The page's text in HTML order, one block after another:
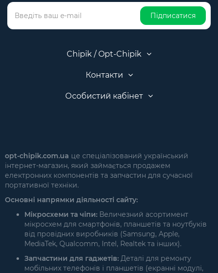
Підписатися
Chipik / Opt-Chipik
Контакти
Особистий кабінет
opt-chipik.com.ua це спеціалізований український
інтернет-магазин, який займається продажем
електронних компонентів та запчастин для сучасної
портативної техніки.
Основні напрямки діяльності сайту:
Мікросхеми та чіпи: Величезний асортимент
мікросхем для смартфонів, планшетів та ноутбуків
від провідних виробників (Samsung, Apple,
MediaTek, Qualcomm, Intel, Realtek та інших).
Запчастини для гаджетів: Деталі для ремонту
мобільних телефонів і планшетів (екранні модулі,